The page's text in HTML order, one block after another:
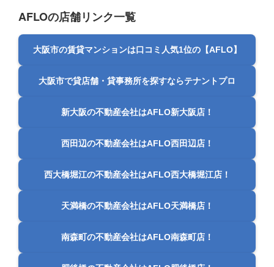
AFLOの店舗リンク一覧
大阪市の賃貸マンションは口コミ人気1位の【AFLO】
大阪市で貸店舗・貸事務所を探すならテナントプロ
新大阪の不動産会社はAFLO新大阪店！
西田辺の不動産会社はAFLO西田辺店！
西大橋堀江の不動産会社はAFLO西大橋堀江店！
天満橋の不動産会社はAFLO天満橋店！
南森町の不動産会社はAFLO南森町店！